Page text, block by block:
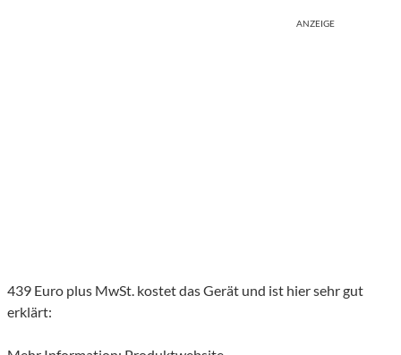
ANZEIGE
439 Euro plus MwSt. kostet das Gerät und ist hier sehr gut
erklärt: